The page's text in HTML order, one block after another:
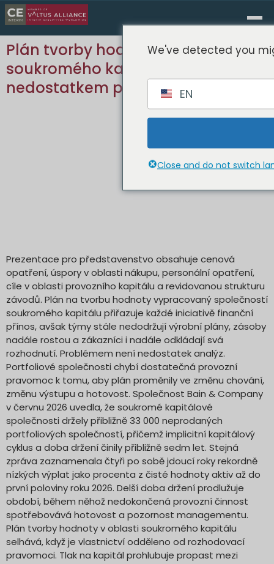
Plán tvorby hodnoty v oblasti
soukromého kapitálu trpí
nedostatkem provozních subjektů
Prezentace pro představenstvo obsahuje cenová
opatření, úspory v oblasti nákupu, personální opatření,
cíle v oblasti provozního kapitálu a revidovanou strukturu
závodů. Plán na tvorbu hodnoty vypracovaný společností
soukromého kapitálu přiřazuje každé iniciativě finanční
přínos, avšak týmy stále nedodržují výrobní plány, zásoby
nadále rostou a zákazníci i nadále odkládají svá
rozhodnutí. Problémem není nedostatek analýz.
Portfoliové společnosti chybí dostatečná provozní
pravomoc k tomu, aby plán proměnily ve změnu chování,
změnu výstupu a hotovost. Společnost Bain & Company
v červnu 2026 uvedla, že soukromé kapitálové
společnosti držely přibližně 33 000 neprodaných
portfoliových společností, přičemž implicitní kapitálový
cyklus a doba držení činily přibližně sedm let. Stejná
zpráva zaznamenala čtyři po sobě jdoucí roky rekordně
nízkých výplat jako procenta z čisté hodnoty aktiv až do
první poloviny roku 2026. Delší doba držení prodlužuje
období, během něhož nedokončená provozní činnost
spotřebovává hotovost a pozornost managementu.
Plán tvorby hodnoty v oblasti soukromého kapitálu
selhává, když je vlastnictví odděleno od rozhodovací
pravomoci. Tlak na kapitál prohlubuje propast mezi
We've detected you
EN
Close and do not switch